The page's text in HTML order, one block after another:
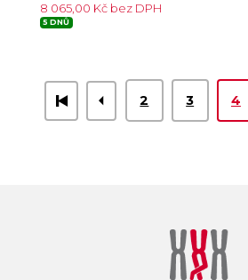
8 065,00 Kč bez DPH
5 DNŮ
2 3 4